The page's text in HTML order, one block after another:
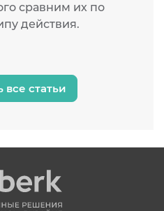
сравним их по
действия.
все статьи